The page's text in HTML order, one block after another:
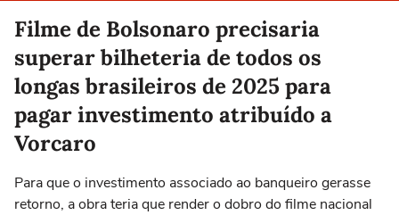
Filme de Bolsonaro precisaria
superar bilheteria de todos os
longas brasileiros de 2025 para
pagar investimento atribuído a
Vorcaro
Para que o investimento associado ao banqueiro gerasse
retorno, a obra teria que render o dobro do filme nacional